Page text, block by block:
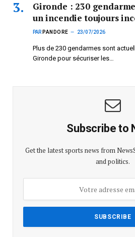
Gironde : 230
un incendie toujours
PAR PANDORE 23/07/2026
Plus de 230 gendarmes sont
Gironde pour sécuriser les…
Subscribe to
Get the latest sports news from
and politics.